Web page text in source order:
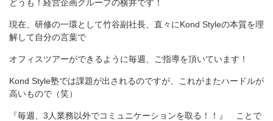
どうも！経営企画グループの横井です！
現在、研修の一環として竹谷副社長、直々にKond Styleの本質を理
解して自分の言葉で
オフィスツアーができるように毎週、ご指導を頂いています！
Kond Style塾では課題が出されるのですが、これがまたハードルが
高いもので（笑）
『毎週、3人業務以外でコミュニケーションを取る！！』 ことで